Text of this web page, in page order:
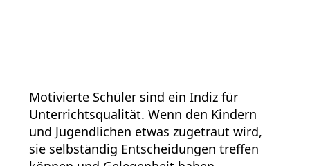
Motivierte Schüler sind ein Indiz für
Unterrichtsqualität. Wenn den Kindern
und Jugendlichen etwas zugetraut wird,
sie selbständig Entscheidungen treffen